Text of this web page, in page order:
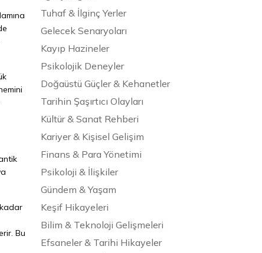
Bu
Tuhaf & İlginç Yerler
Gelecek Senaryoları
Kayıp Hazineler
Psikolojik Deneyler
Doğaüstü Güçler & Kehanetler
Tarihin Şaşırtıcı Olayları
Kültür & Sanat Rehberi
Kariyer & Kişisel Gelişim
Finans & Para Yönetimi
Psikoloji & İlişkiler
Gündem & Yaşam
Keşif Hikayeleri
Bilim & Teknoloji Gelişmeleri
Efsaneler & Tarihi Hikayeler